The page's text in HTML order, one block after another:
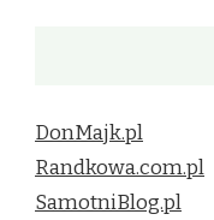
DonMajk.pl
Randkowa.com.pl
SamotniBlog.pl